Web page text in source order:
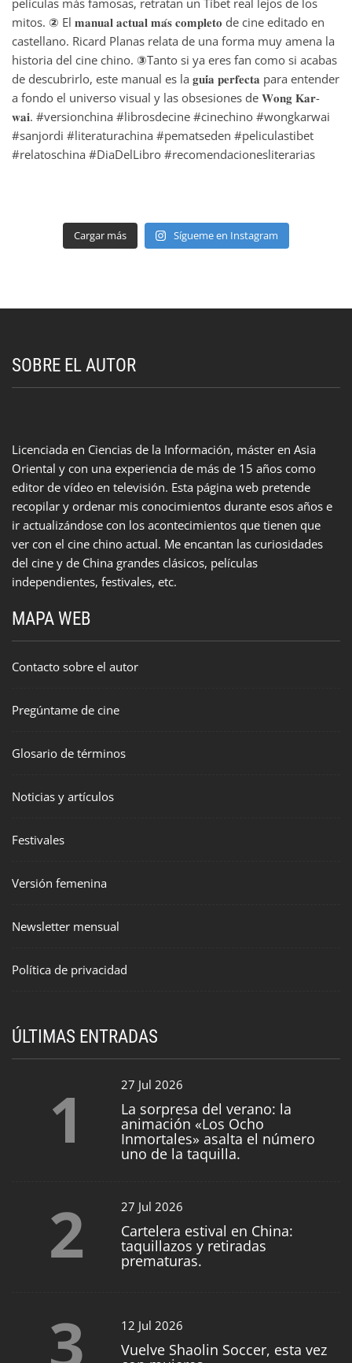
Cargar más Sígueme en Instagram
SOBRE EL AUTOR
Licenciada en Ciencias de la Información, máster en Asia
Oriental y con una experiencia de más de 15 años como
editor de vídeo en televisión. Esta página web pretende
recopilar y ordenar mis conocimientos durante esos años e
ir actualizándose con los acontecimientos que tienen que
ver con el cine chino actual. Me encantan las curiosidades
del cine y de China grandes clásicos, películas
independientes, festivales, etc.
MAPA WEB
Contacto sobre el autor
Pregúntame de cine
Glosario de términos
Noticias y artículos
Festivales
Versión femenina
Newsletter mensual
Política de privacidad
ÚLTIMAS ENTRADAS
1 27 Jul 2026
La sorpresa del verano: la
animación «Los Ocho
Inmortales» asalta el número
uno de la taquilla.
2 27 Jul 2026
Cartelera estival en China:
taquillazos y retiradas
prematuras.
3 12 Jul 2026
Vuelve Shaolin Soccer, esta vez